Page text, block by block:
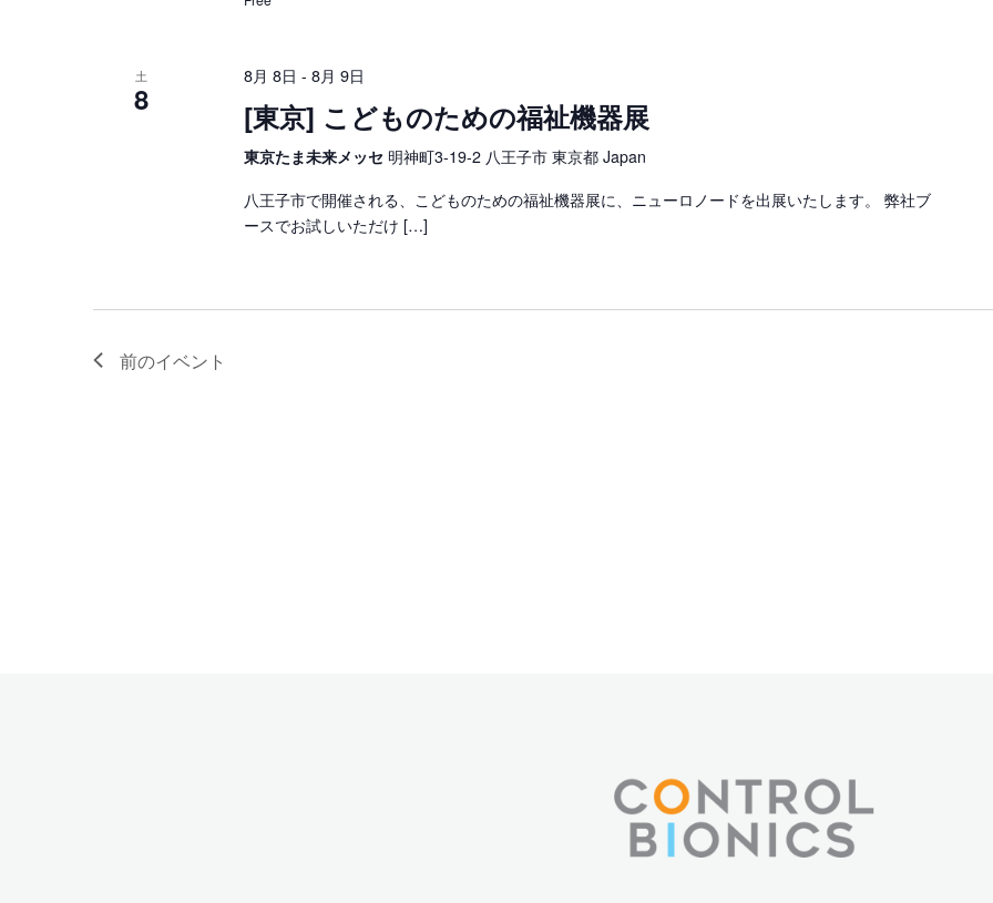
土
8
8月 8日 - 8月 9日
[東京] こどものための福祉機器展
東京たま未来メッセ 明神町3-19-2 八王子市 東京都 Japan
八王子市で開催される、こどものための福祉機器展に、ニューロノードを出展いたします。 弊社ブ
ースでお試しいただけ […]
前のイベント